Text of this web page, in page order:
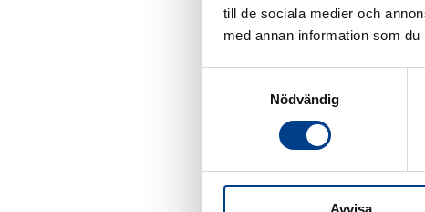
till de sociala medier och
med annan information som
Nödvändig
Avvisa